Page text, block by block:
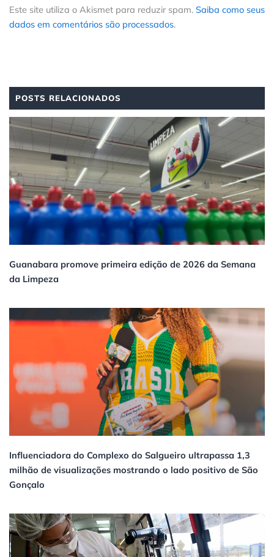
Este site utiliza o Akismet para reduzir spam. Saiba como seus
dados em comentários são processados.
POSTS RELACIONADOS
Guanabara promove primeira edição de 2026 da Semana
da Limpeza
Influenciadora do Complexo do Salgueiro ultrapassa 1,3
milhão de visualizações mostrando o lado positivo de São
Gonçalo